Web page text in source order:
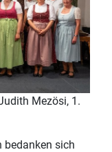
Mezösi, 1.
bedanken sich